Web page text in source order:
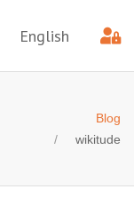
English
Blog
wikitude